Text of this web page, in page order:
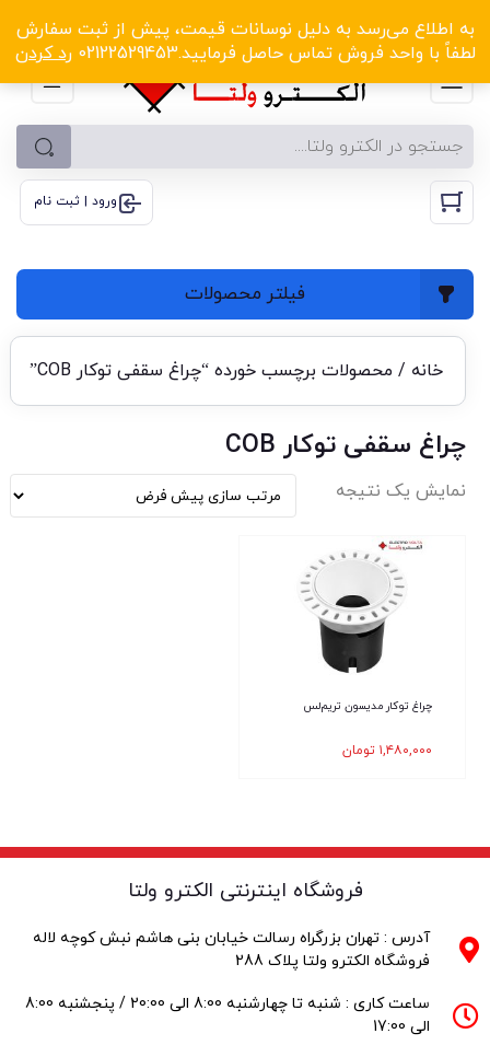
به اطلاع می‌رسد به دلیل نوسانات قیمت، پیش از ثبت سفارش
لطفاً با واحد فروش تماس حاصل فرمایید.02122529453
رد کردن
الکترو ولتا با تخفیف‌های شگفت‌انگیز! کلیک کنید
ورود | ثبت نام
فیلتر محصولات
خانه / محصولات برچسب خورده “چراغ سقفی توکار COB”
چراغ سقفی توکار COB
نمایش یک نتیجه
چراغ توکار مدیسون تریم‌لس
۱,۴۸۰,۰۰۰ تومان
فروشگاه اینترنتی الکترو ولتا
آدرس : تهران بزرگراه رسالت خیابان بنی هاشم نبش کوچه لاله
فروشگاه الکترو ولتا پلاک 288
ساعت کاری : شنبه تا چهارشنبه 8:00 الی 20:00 / پنجشنبه 8:00
الی 17:00